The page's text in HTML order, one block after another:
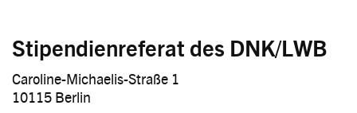
Stipendienreferat des DNK/LWB
Caroline-Michaelis-Straße 1
10115 Berlin